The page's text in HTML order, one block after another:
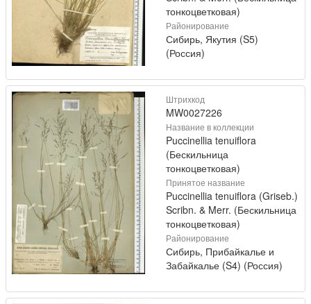
тонкоцветковая)
Районирование
Сибирь, Якутия (S5)
(Россия)
Штрихкод
MW0027226
Название в коллекции
Puccinellia tenuiflora
(Бескильница
тонкоцветковая)
Принятое название
Puccinellia tenuiflora (Griseb.)
Scribn. & Merr. (Бескильница
тонкоцветковая)
Районирование
Сибирь, Прибайкалье и
Забайкалье (S4) (Россия)